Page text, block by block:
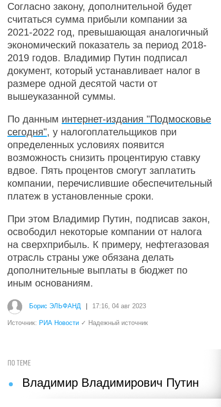
Согласно закону, дополнительной будет
считаться сумма прибыли компании за
2021-2022 год, превышающая аналогичный
экономический показатель за период 2018-
2019 годов. Владимир Путин подписал
документ, который устанавливает налог в
размере одной десятой части от
вышеуказанной суммы.
По данным интернет-издания "Подмосковье
сегодня", у налогоплательщиков при
определенных условиях появится
возможность снизить процентирую ставку
вдвое. Пять процентов смогут заплатить
компании, перечислившие обеспечительный
платеж в установленные сроки.
При этом Владимир Путин, подписав закон,
освободил некоторые компании от налога
на сверхприбыль. К примеру, нефтегазовая
отрасль страны уже обязана делать
дополнительные выплаты в бюджет по
иным основаниям.
Борис ЭЛЬФАНД 17:16, 04 авг 2023
Источник: РИА Новости ✓ Надежный источник
ПО ТЕМЕ
Владимир Владимирович Путин